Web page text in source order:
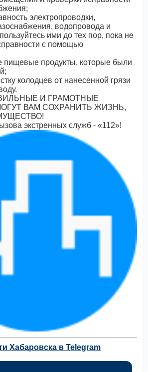
электропроводки,
водопровода и
ими до тех пор, пока не
с помощью
пищевые продукты, которые были
колодцев от нанесенной грязи
И ГРАМОТНЫЕ
ВАМ СОХРАНИТЬ ЖИЗНЬ,
экстренных служб - «112»!
Хабаровска в Telegram